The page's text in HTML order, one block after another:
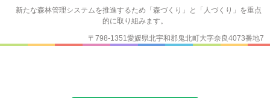
新たな森林管理システムを推進するため「森づくり」と「人づくり」を重点
的に取り組みます。
〒798-1351愛媛県北宇和郡鬼北町大字奈良4073番地7